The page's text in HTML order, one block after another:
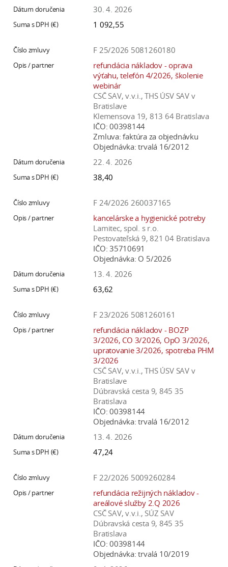
30. 4. 2026
1 092,55
F 25/2026 5081260180
refundácia nákladov - oprava
výťahu, telefón 4/2026, školenie
webinár
CSČ SAV, v.v.i., THS ÚSV SAV v
Bratislave
Klemensova 19, 813 64 Bratislava
IČO: 00398144
Zmluva: faktúra za objednávku
Objednávka: trvalá 16/2012
22. 4. 2026
38,40
F 24/2026 260037165
kancelárske a hygienické potreby
Lamitec, spol. s r.o.
Pestovateľská 9, 821 04 Bratislava
IČO: 35710691
Objednávka: O 5/2026
13. 4. 2026
63,62
F 23/2026 5081260161
refundácia nákladov - BOZP
3/2026, CO 3/2026, OpO 3/2026,
upratovanie 3/2026, spotreba PHM
3/2026
CSČ SAV, v.v.i., THS ÚSV SAV v
Bratislave
Dúbravská cesta 9, 845 35
Bratislava
IČO: 00398144
Objednávka: trvalá 16/2012
13. 4. 2026
47,24
F 22/2026 5009260284
refundácia režijných nákladov -
areálové služby 2.Q 2026
CSČ SAV, v.v.i., SÚZ SAV
Dúbravská cesta 9, 845 35
Bratislava
IČO: 00398144
Objednávka: trvalá 10/2019